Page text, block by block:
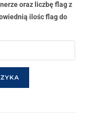
oraz liczbę flag z
ilośc flag do